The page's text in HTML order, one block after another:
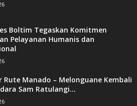
Boltim Tegaskan Komitmen
Pelayanan Humanis dan
Rute Manado – Melonguane Kembali
Sam Ratulangi...